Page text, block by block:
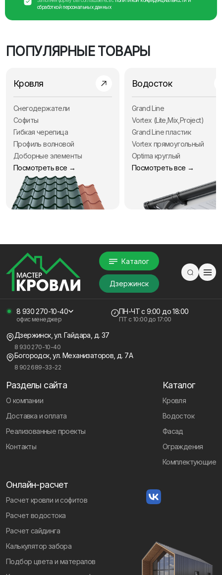
обработкой персональных данных
ПОПУЛЯРНЫЕ ТОВАРЫ
Кровля
Снегодержатели
Софиты
Гибкая черепица
Профиль волновой
Доборные элементы
Посмотреть все →
Водосток
Grand Line
Vortex (Lite,Mix,Project)
Grand Line пластик
Vortex прямоугольный
Optima круглый
Посмотреть все →
Каталог
Дзержинск
8 930 270-10-40
офис менеджер
ПН-ЧТс 9:00 до 18:00
ПТ с 10:00 до 17:00
Дзержинск, ул. Гайдара, д. 37
8 930 270-10-40
Богородск, ул. Механизаторов, д. 7А
8 902 689-33-22
Разделы сайта
О компании
Доставка и оплата
Реализованные проекты
Контакты
Каталог
Кровля
Водосток
Фасад
Ограждения
Комплектующие
Онлайн-расчет
Расчет кровли и софитов
Расчет водостока
Расчет сайдинга
Калькулятор забора
Подбор цвета и матералов